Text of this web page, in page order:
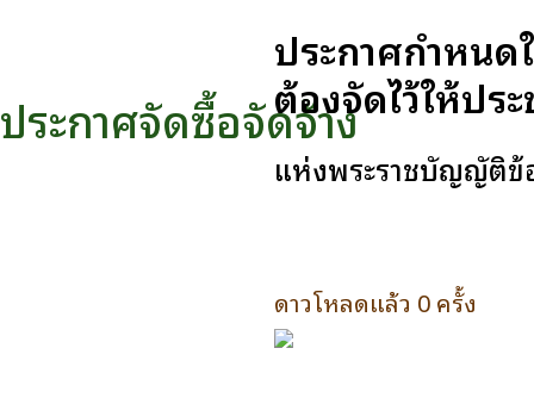
ประกาศจัดซื้อจัดจ้าง
ประกาศกำหนด
ต้องจัดไว้ให้ปร
แห่งพระราชบัญญัติข้
ดาวโหลดแล้ว 0 ครั้ง